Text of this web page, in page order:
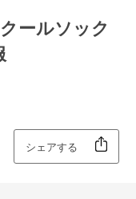
ールソック
シェアする